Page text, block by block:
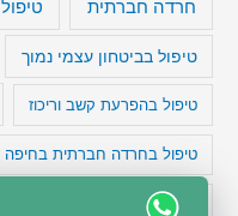
חרדה חברתית טיפול CBT
טיפול בביטחון עצמי נמוך
טיפול בהפרעת קשב וריכוז
טיפול בחרדה חברתית בחיפה
טיפול תרופתי להפרעת קשב